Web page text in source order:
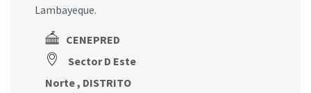
Lambayeque.
CENEPRED
Sector D Este
Norte , DISTRITO